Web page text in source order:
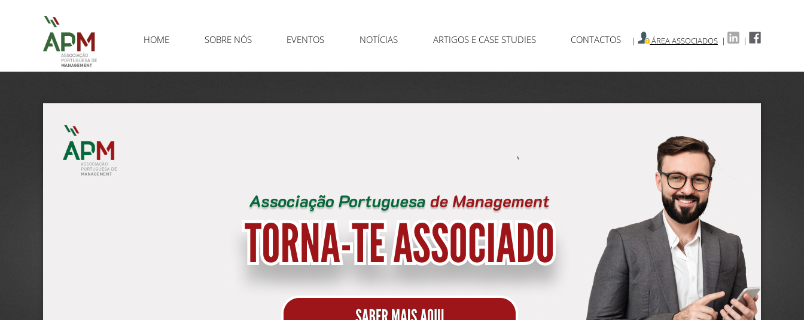
HOME SOBRE NÓS EVENTOS NOTÍCIAS ARTIGOS E CASE STUDIES CONTACTOS | ÁREA ASSOCIADOS | |